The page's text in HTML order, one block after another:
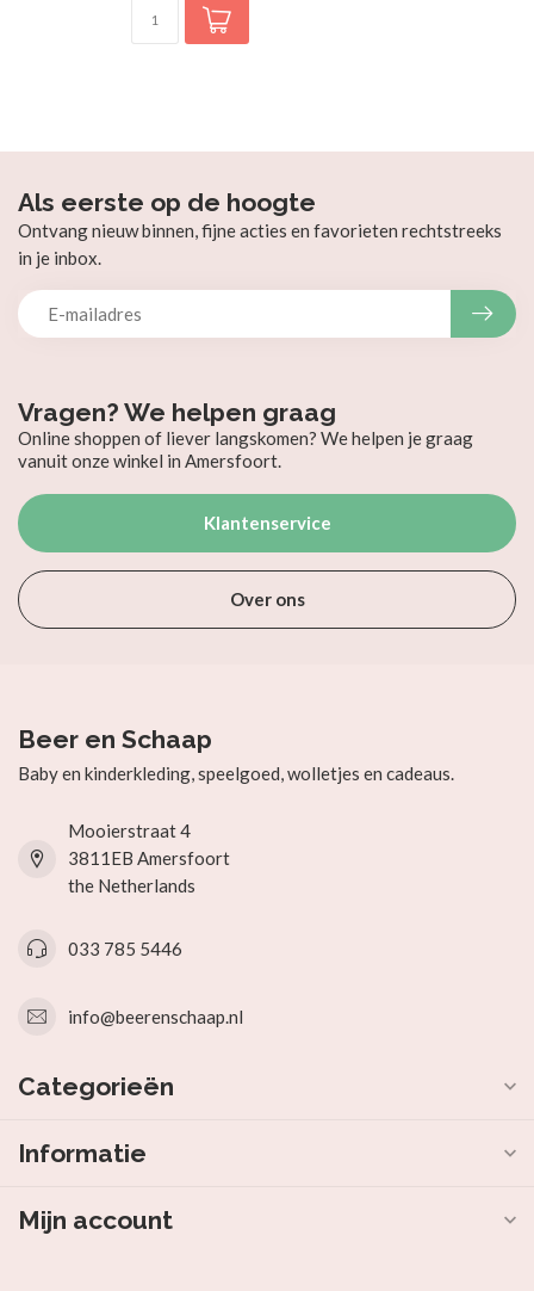
Vragen? We helpen graag
Online shoppen of liever langskomen? We helpen je graag
vanuit onze winkel in Amersfoort.
Klantenservice
Over ons
Als eerste op de hoogte
Ontvang nieuw binnen, fijne acties en favorieten rechtstreeks
in je inbox.
Beer en Schaap
Baby en kinderkleding, speelgoed, wolletjes en cadeaus.
Mooierstraat 4
3811EB Amersfoort
the Netherlands
033 785 5446
info@beerenschaap.nl
Categorieën
Informatie
Mijn account